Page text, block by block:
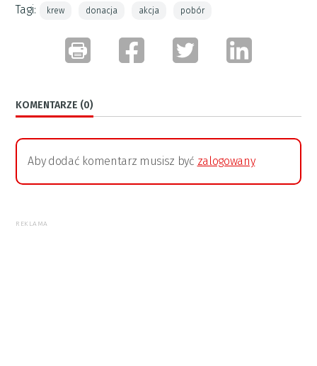
Tagi: krew donacja akcja pobór
KOMENTARZE (0)
Aby dodać komentarz musisz być zalogowany
REKLAMA